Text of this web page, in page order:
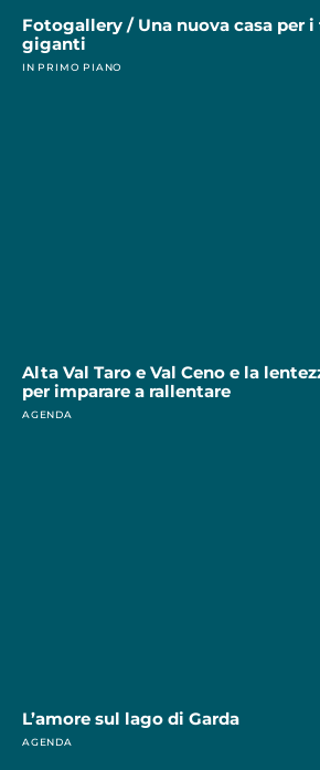
Fotogallery / Una nuova casa per
giganti
IN PRIMO PIANO
Alta Val Taro e Val Ceno e la
per imparare a rallentare
AGENDA
L’amore sul lago di Garda
AGENDA